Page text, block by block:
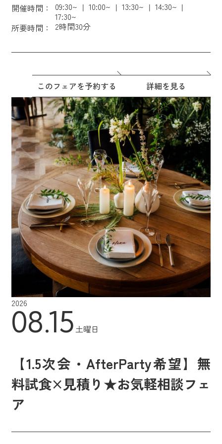
開催時間： 09:30~ 10:00~ 13:30~
14:30~
17:30~
所要時間：
2時間30分
このフェアを予約する 詳細を見る
2026
08.15土曜日
【1.5次会・AfterParty希望】無
料試食×見積り★お気軽相談フェ
ア